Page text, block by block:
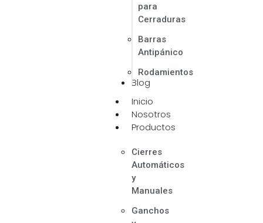
para
Cerraduras
Barras
Antipánico
Rodamientos
Blog
Inicio
Nosotros
Productos
Cierres
Automáticos
y
Manuales
Ganchos